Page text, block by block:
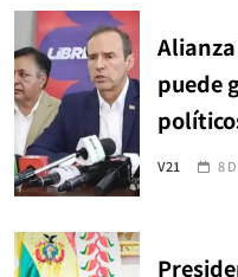
Alianza
puede
V21 8